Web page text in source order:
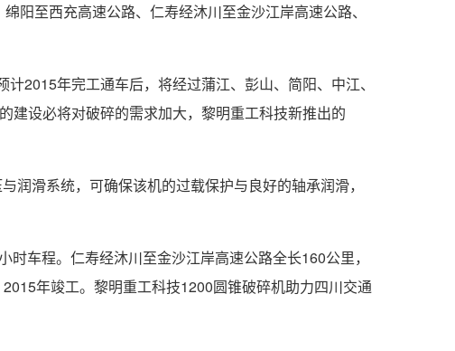
阳至西充高速公路、仁寿经沐川至金沙江岸高速公路、
2015年完工通车后，将经过蒲江、彭山、简阳、中江、
建设必将对破碎的需求加大，黎明重工科技新推出的
滑系统，可确保该机的过载保护与良好的轴承润滑，
车程。仁寿经沐川至金沙江岸高速公路全长160公里，
年竣工。黎明重工科技1200圆锥破碎机助力四川交通